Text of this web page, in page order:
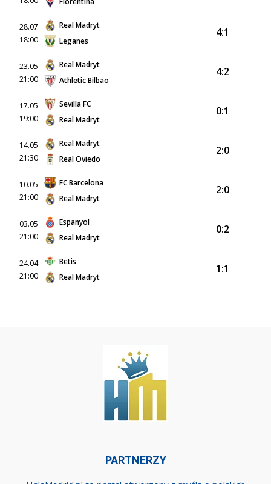
28.07
18:00
Real Madryt
Leganes
4:1
23.05
21:00
Real Madryt
Athletic Bilbao
4:2
17.05
19:00
Sevilla FC
Real Madryt
0:1
14.05
21:30
Real Madryt
Real Oviedo
2:0
10.05
21:00
FC Barcelona
Real Madryt
2:0
03.05
21:00
Espanyol
Real Madryt
0:2
24.04
21:00
Betis
Real Madryt
1:1
PARTNERZY